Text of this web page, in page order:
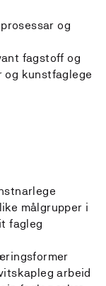
og
fagstoff og
kunstfaglege
målgrupper i
fagleg
arbeid